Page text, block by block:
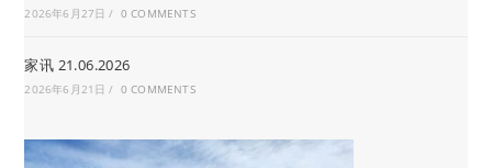
2026年6月27日 / 0 COMMENTS
家讯 21.06.2026
2026年6月21日 / 0 COMMENTS